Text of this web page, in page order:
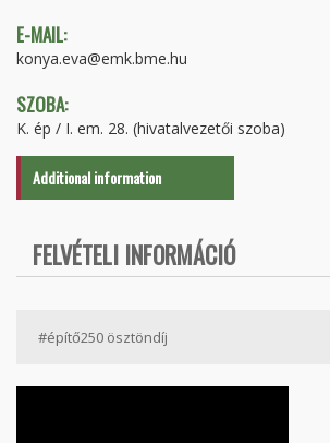
E-MAIL:
konya.eva@emk.bme.hu
SZOBA:
K. ép / I. em. 28. (hivatalvezetői szoba)
Additional information
FELVÉTELI INFORMÁCIÓ
#építő250 ösztöndíj